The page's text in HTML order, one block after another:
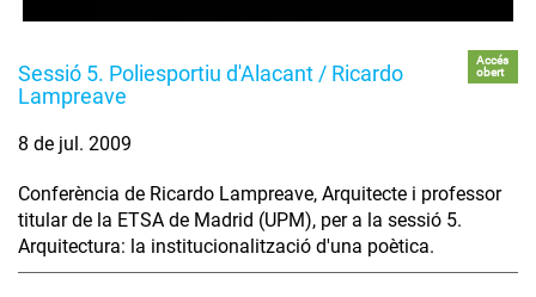
Sessió 5. Poliesportiu d'Alacant / Ricardo
Lampreave
Accés
obert
8 de jul. 2009
Conferència de Ricardo Lampreave, Arquitecte i professor
titular de la ETSA de Madrid (UPM), per a la sessió 5.
Arquitectura: la institucionalització d'una poètica.